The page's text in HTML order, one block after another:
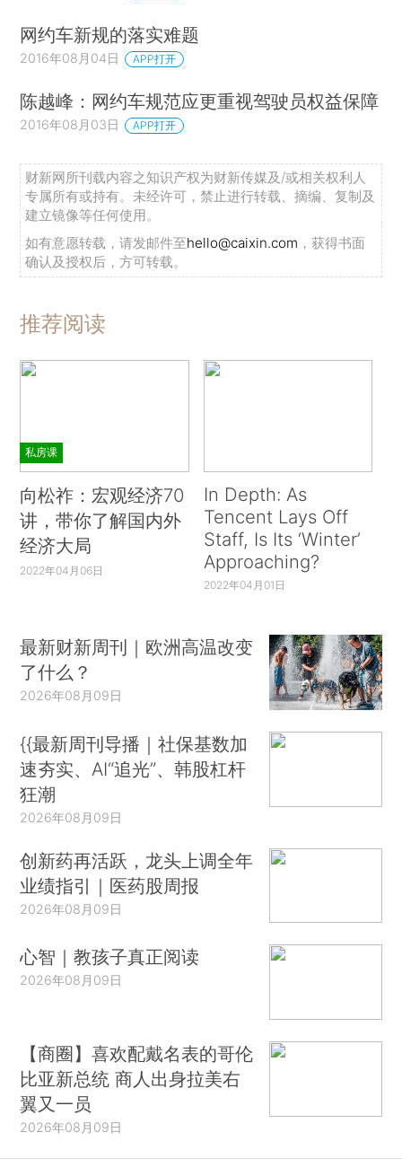
网约车新规的落实难题
2016年08月04日 APP打开
陈越峰：网约车规范应更重视驾驶员权益保障
2016年08月03日 APP打开
财新网所刊载内容之知识产权为财新传媒及/或相关权利人
专属所有或持有。未经许可，禁止进行转载、摘编、复制及
建立镜像等任何使用。
如有意愿转载，请发邮件至hello@caixin.com ，获得书面
确认及授权后，方可转载。
推荐阅读
私房课
向松祚：宏观经济70
讲，带你了解国内外
经济大局
2022年04月06日
In Depth: As
Tencent Lays Off
Staff, Is Its ‘Winter’
Approaching?
2022年04月01日
最新财新周刊｜欧洲高温改变
了什么？
2026年08月09日
{{最新周刊导播｜社保基数加
速夯实、AI“追光”、韩股杠杆
狂潮
2026年08月09日
创新药再活跃，龙头上调全年
业绩指引｜医药股周报
2026年08月09日
心智｜教孩子真正阅读
2026年08月09日
【商圈】喜欢配戴名表的哥伦
比亚新总统 商人出身拉美右
翼又一员
2026年08月09日